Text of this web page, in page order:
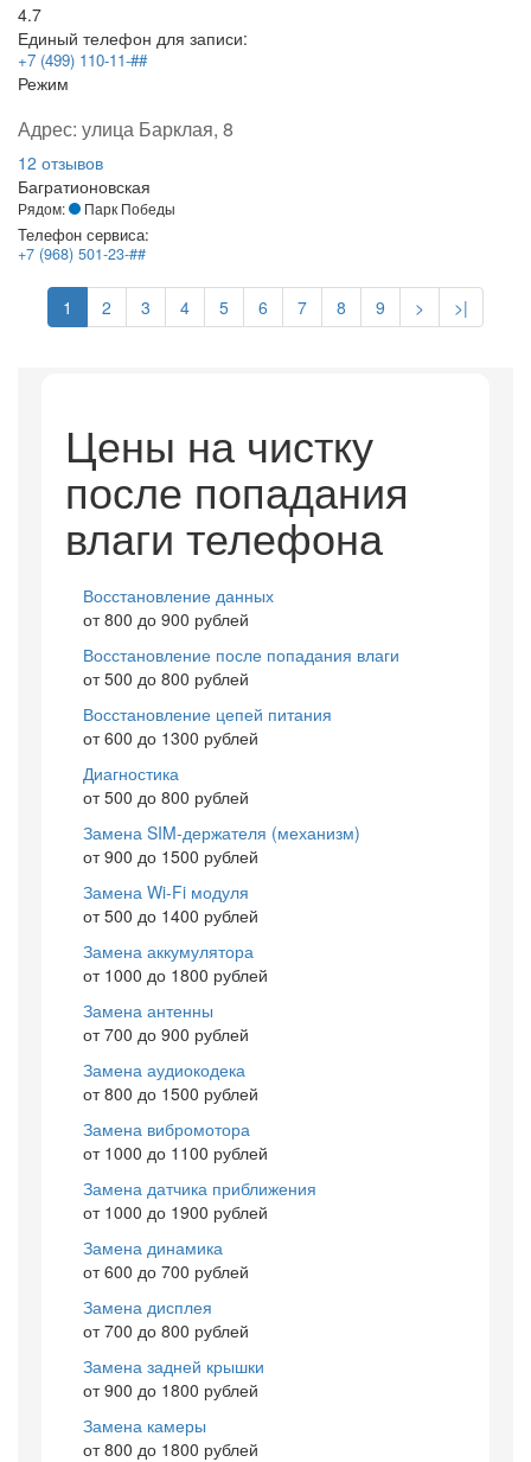
4.7
Единый телефон для записи:
+7 (499) 110-11-##
Режим
Адрес: улица Барклая, 8
12 отзывов
Багратионовская
Рядом: Парк Победы
Телефон сервиса:
+7 (968) 501-23-##
1 2 3 4 5 6 7 8 9 > >|
Цены на чистку
после попадания
влаги телефона
Восстановление данных
от 800 до 900 рублей
Восстановление после попадания влаги
от 500 до 800 рублей
Восстановление цепей питания
от 600 до 1300 рублей
Диагностика
от 500 до 800 рублей
Замена SIM-держателя (механизм)
от 900 до 1500 рублей
Замена Wi-Fi модуля
от 500 до 1400 рублей
Замена аккумулятора
от 1000 до 1800 рублей
Замена антенны
от 700 до 900 рублей
Замена аудиокодека
от 800 до 1500 рублей
Замена вибромотора
от 1000 до 1100 рублей
Замена датчика приближения
от 1000 до 1900 рублей
Замена динамика
от 600 до 700 рублей
Замена дисплея
от 700 до 800 рублей
Замена задней крышки
от 900 до 1800 рублей
Замена камеры
от 800 до 1800 рублей